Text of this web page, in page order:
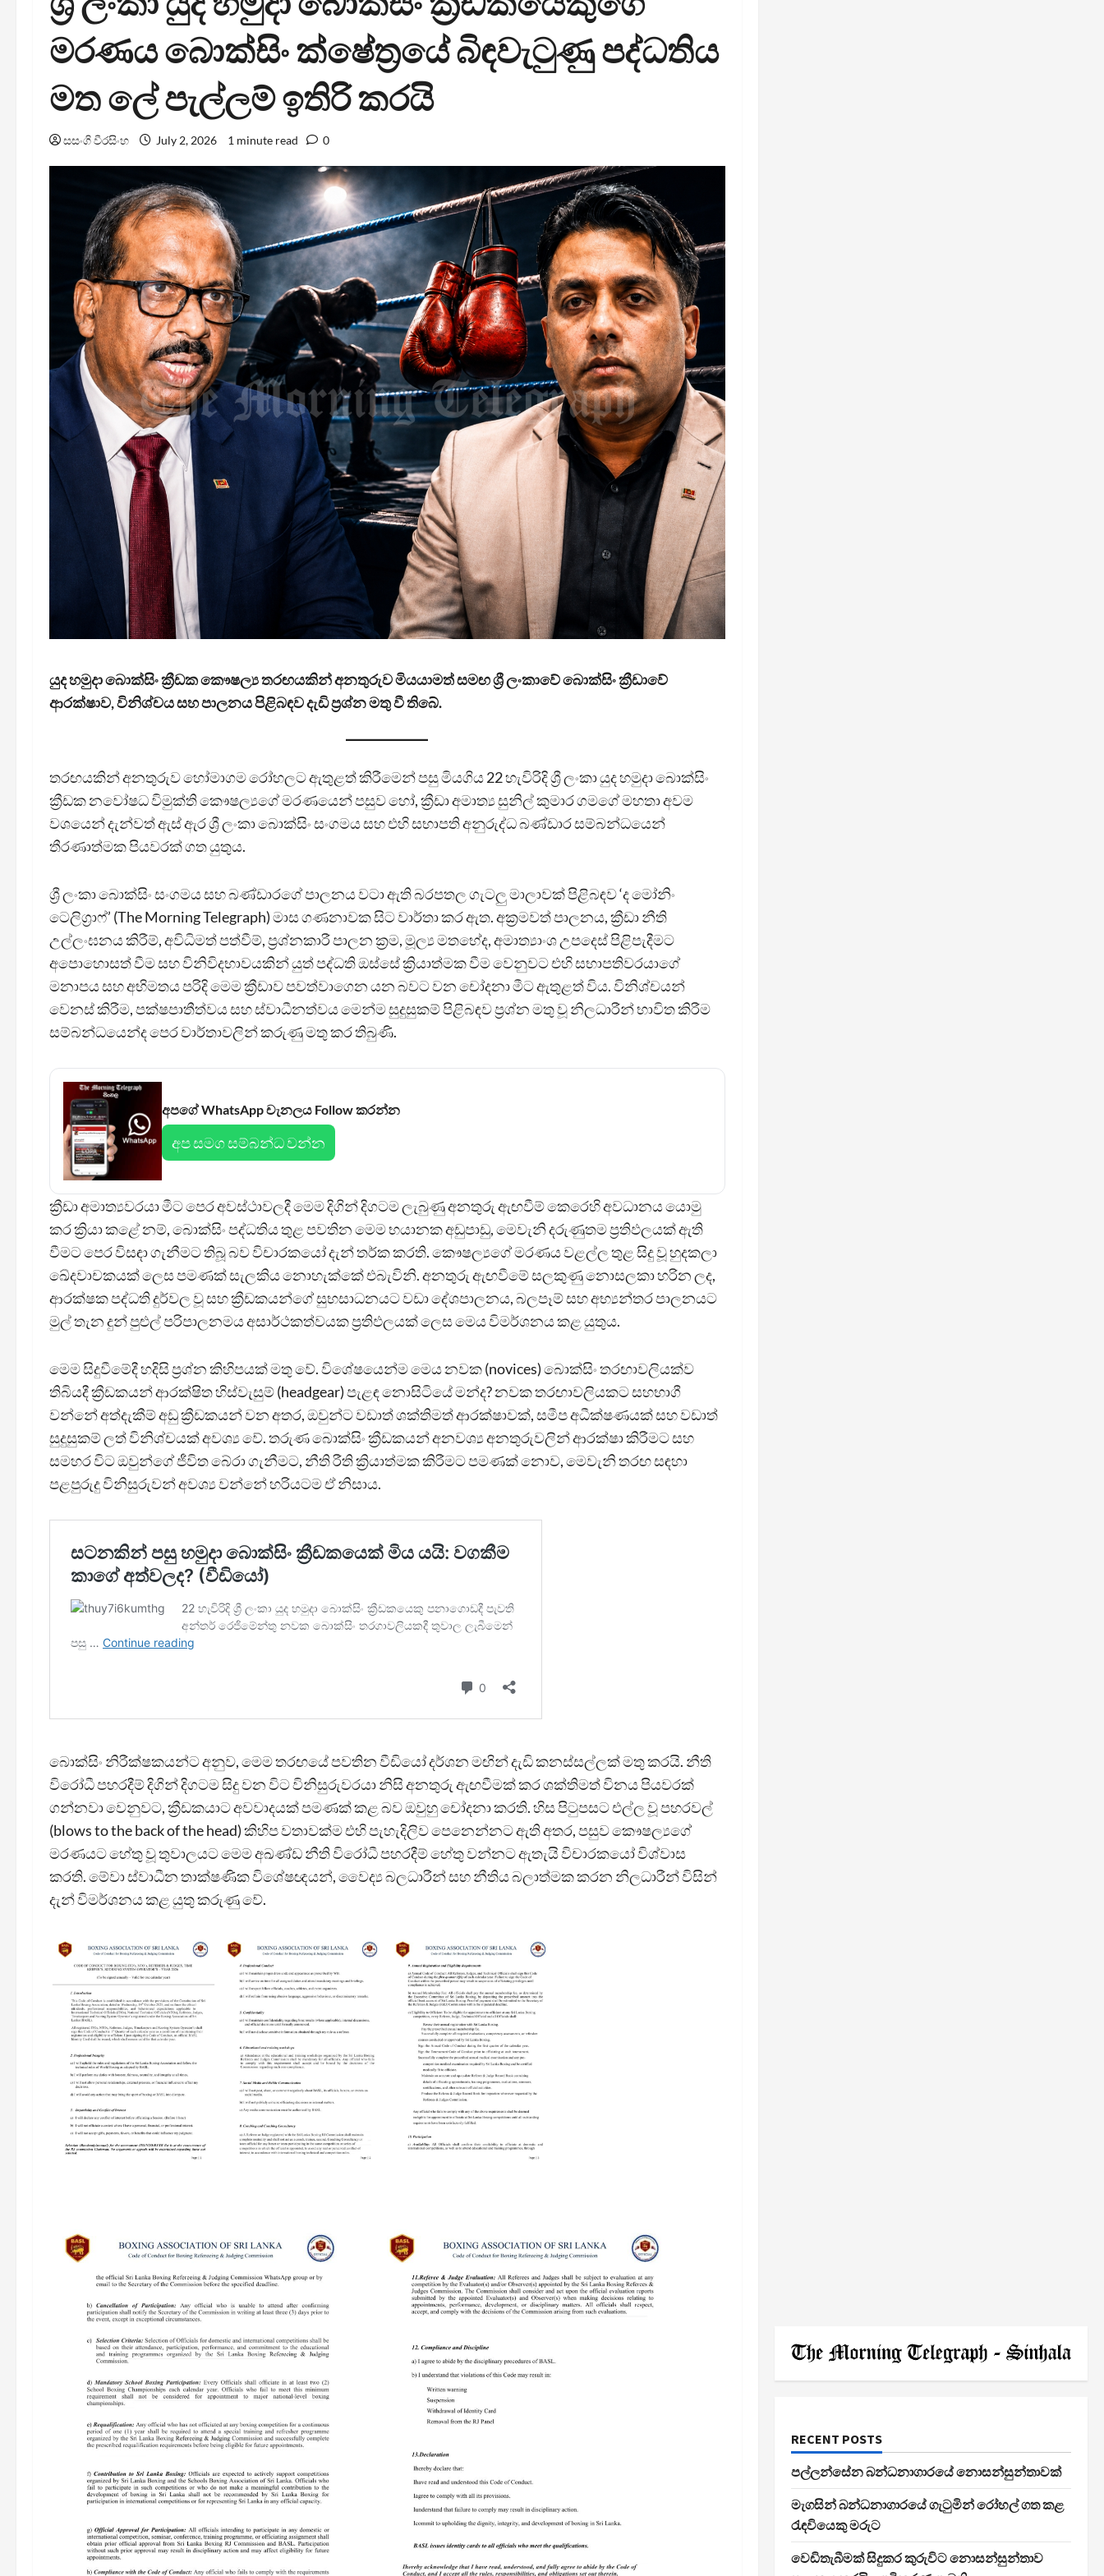
මරණය බොක්සිං ක්ෂේත්‍රයේ බිඳවැටුණු පද්ධතිය
මත ලේ පැල්ලම් ඉතිරි කරයි
සසංගි වීරසිංහ July 2, 2026 1 minute read 0
යුද හමුදා බොක්සිං ක්‍රීඩක කෞෂල්‍ය තරඟයකින් අනතුරුව මියයාමත් සමඟ ශ්‍රී ලංකාවේ බොක්සිං ක්‍රීඩාවේ
ආරක්ෂාව, විනිශ්චය සහ පාලනය පිළිබඳව දැඩි ප්‍රශ්න මතු වී තිබේ.
තරඟයකින් අනතුරුව හෝමාගම රෝහලට ඇතුළත් කිරීමෙන් පසු මියගිය 22 හැවිරිදි ශ්‍රී ලංකා යුද හමුදා බොක්සිං
ක්‍රීඩක නවෝෂධ විමුක්ති කෞෂල්‍යගේ මරණයෙන් පසුව හෝ, ක්‍රීඩා අමාත්‍ය සුනිල් කුමාර ගමගේ මහතා අවම
වශයෙන් දැන්වත් ඇස් ඇර ශ්‍රී ලංකා බොක්සිං සංගමය සහ එහි සභාපති අනුරුද්ධ බණ්ඩාර සම්බන්ධයෙන්
තීරණාත්මක පියවරක් ගත යුතුය.
ශ්‍රී ලංකා බොක්සිං සංගමය සහ බණ්ඩාරගේ පාලනය වටා ඇති බරපතල ගැටලු මාලාවක් පිළිබඳව ‘ද මෝනිං
ටෙලිග්‍රාෆ්’ (The Morning Telegraph) මාස ගණනාවක සිට වාර්තා කර ඇත. අක්‍රමවත් පාලනය, ක්‍රීඩා නීති
උල්ලංඝනය කිරීම්, අවිධිමත් පත්වීම්, ප්‍රශ්නකාරී පාලන ක්‍රම, මූල්‍ය මතභේද, අමාත්‍යාංශ උපදෙස් පිළිපැදීමට
අපොහොසත් වීම සහ විනිවිදභාවයකින් යුත් පද්ධති ඔස්සේ ක්‍රියාත්මක වීම වෙනුවට එහි සභාපතිවරයාගේ
මනාපය සහ අභිමතය පරිදි මෙම ක්‍රීඩාව පවත්වාගෙන යන බවට වන චෝදනා මීට ඇතුළත් විය. විනිශ්චයන්
වෙනස් කිරීම, පක්ෂපාතීත්වය සහ ස්වාධීනත්වය මෙන්ම සුදුසුකම් පිළිබඳව ප්‍රශ්න මතු වූ නිලධාරීන් භාවිත කිරීම
සම්බන්ධයෙන්ද පෙර වාර්තාවලින් කරුණු මතු කර තිබුණි.
අපගේ WhatsApp චැනලය Follow කරන්න
අප සමග සම්බන්ධ වන්න
ක්‍රීඩා අමාත්‍යවරයා මීට පෙර අවස්ථාවලදී මෙම දිගින් දිගටම ලැබුණු අනතුරු ඇඟවීම් කෙරෙහි අවධානය යොමු
කර ක්‍රියා කළේ නම්, බොක්සිං පද්ධතිය තුළ පවතින මෙම භයානක අඩුපාඩු, මෙවැනි දරුණුතම ප්‍රතිඵලයක් ඇති
වීමට පෙර විසඳා ගැනීමට තිබූ බව විචාරකයෝ දැන් තර්ක කරති. කෞෂල්‍යගේ මරණය වළල්ල තුළ සිදු වූ හුදකලා
ඛේදවාචකයක් ලෙස පමණක් සැලකිය නොහැක්කේ එබැවිනි. අනතුරු ඇඟවීමේ සලකුණු නොසලකා හරින ලද,
ආරක්ෂක පද්ධති දුර්වල වූ සහ ක්‍රීඩකයන්ගේ සුභසාධනයට වඩා දේශපාලනය, බලපෑම් සහ අභ්‍යන්තර පාලනයට
මුල් තැන දුන් පුළුල් පරිපාලනමය අසාර්ථකත්වයක ප්‍රතිඵලයක් ලෙස මෙය විමර්ශනය කළ යුතුය.
මෙම සිදුවීමේදී හදිසි ප්‍රශ්න කිහිපයක් මතු වේ. විශේෂයෙන්ම මෙය නවක (novices) බොක්සිං තරඟාවලියක්ව
තිබියදී ක්‍රීඩකයන් ආරක්ෂිත හිස්වැසුම් (headgear) පැළඳ නොසිටියේ මන්ද? නවක තරඟාවලියකට සහභාගී
වන්නේ අත්දැකීම් අඩු ක්‍රීඩකයන් වන අතර, ඔවුන්ට වඩාත් ශක්තිමත් ආරක්ෂාවක්, සමීප අධීක්ෂණයක් සහ වඩාත්
සුදුසුකම් ලත් විනිශ්චයක් අවශ්‍ය වේ. තරුණ බොක්සිං ක්‍රීඩකයන් අනවශ්‍ය අනතුරුවලින් ආරක්ෂා කිරීමට සහ
සමහර විට ඔවුන්ගේ ජීවිත බේරා ගැනීමට, නීති රීති ක්‍රියාත්මක කිරීමට පමණක් නොව, මෙවැනි තරඟ සඳහා
පළපුරුදු විනිසුරුවන් අවශ්‍ය වන්නේ හරියටම ඒ නිසාය.
බොක්සිං නිරීක්ෂකයන්ට අනුව, මෙම තරඟයේ පවතින වීඩියෝ දර්ශන මඟින් දැඩි කනස්සල්ලක් මතු කරයි. නීති
විරෝධී පහරදීම් දිගින් දිගටම සිදු වන විට විනිසුරුවරයා නිසි අනතුරු ඇඟවීමක් කර ශක්තිමත් විනය පියවරක්
ගන්නවා වෙනුවට, ක්‍රීඩකයාට අවවාදයක් පමණක් කළ බව ඔවුහු චෝදනා කරති. හිස පිටුපසට එල්ල වූ පහරවල්
(blows to the back of the head) කිහිප වතාවක්ම එහි පැහැදිලිව පෙනෙන්නට ඇති අතර, පසුව කෞෂල්‍යගේ
මරණයට හේතු වූ තුවාලයට මෙම අඛණ්ඩ නීති විරෝධී පහරදීම් හේතු වන්නට ඇතැයි විචාරකයෝ විශ්වාස
කරති. මේවා ස්වාධීන තාක්ෂණික විශේෂඥයන්, වෛද්‍ය බලධාරීන් සහ නීතිය බලාත්මක කරන නිලධාරීන් විසින්
දැන් විමර්ශනය කළ යුතු කරුණු වේ.
RECENT POSTS
පල්ලන්සේන බන්ධනාගාරයේ නොසන්සුන්තාවක්
මැගසින් බන්ධනාගාරයේ ගැටුමින් රෝහල් ගත කළ
රැඳවියෙකු මරුට
වෙඩිතැබීමක් සිදුකර කුරුවිට නොසන්සුන්තාව